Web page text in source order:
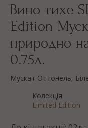
Вино тихе
Edition
природно-
0.75л.
Мускат Оттонель,
Колекція
Limited Edition